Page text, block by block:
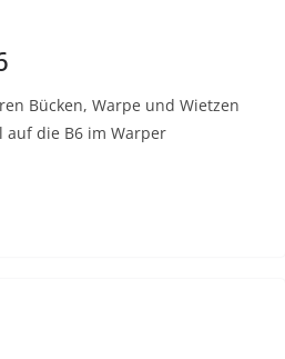
Bücken, Warpe und Wietzen
auf die B6 im Warper